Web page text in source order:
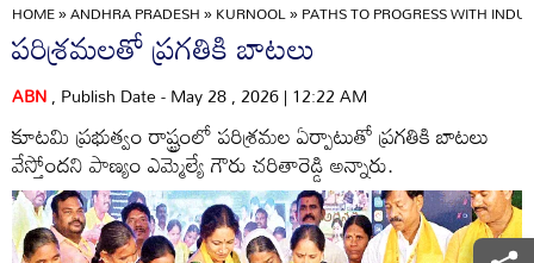
HOME»ANDHRA PRADESH»KURNOOL»PATHS TO PROGRESS WITH
పరిశ్రమలతో ప్రగతికి బాటలు
ABN, Publish Date - May 28 , 2026 | 12:22 AM
కూటమి ప్రభుత్వం రాష్ట్రంలో పరిశ్రమల ఏర్పాటుతో ప్రగతికి బాటలు
వేస్తోందని పాణ్యం ఎమ్మెల్యే గౌరు చరితారెడ్డి అన్నారు.